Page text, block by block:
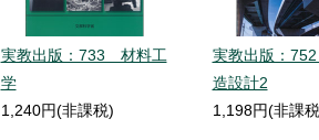
実教出版：733 材料工
学
1,240円(非課税)
実教出版：
造設計2
1,198円(非課